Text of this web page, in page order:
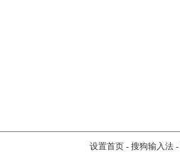
设置首页- 搜狗输入法-